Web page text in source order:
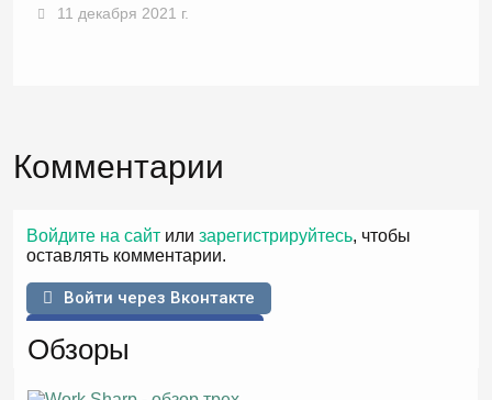
11 декабря 2021 г.
Комментарии
Войдите на сайт или зарегистрируйтесь, чтобы
оставлять комментарии.
Войти через Вконтакте
Обзоры